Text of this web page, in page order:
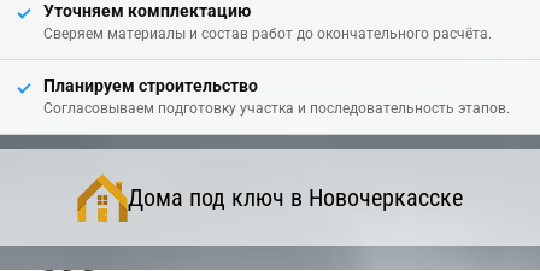
Уточняем комплектацию
Сверяем материалы и состав работ до окончательного расчёта.
Планируем строительство
Согласовываем подготовку участка и последовательность этапов.
Дома под ключ в Новочеркасске